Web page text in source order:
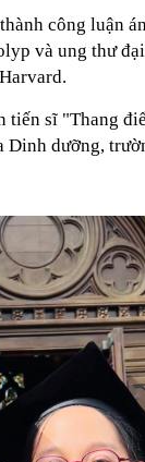
công liên tiếp nhằm
tiện mang
168
giả mua vé
năm chỉ khoảng
công luận
và ung thư
sĩ "Thang
dưỡng,